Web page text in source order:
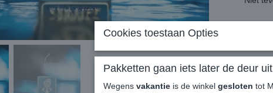
Cookies toestaan Opties
Pakketten gaan iets later de deur
Wegens vakantie is de winkel gesloten tot